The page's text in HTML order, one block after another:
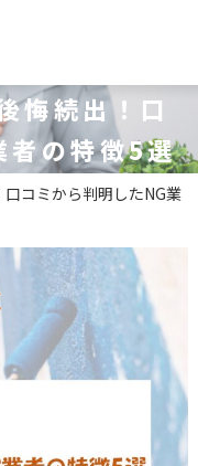
悔続出！口
者の特徴5選
コミから判明したNG業